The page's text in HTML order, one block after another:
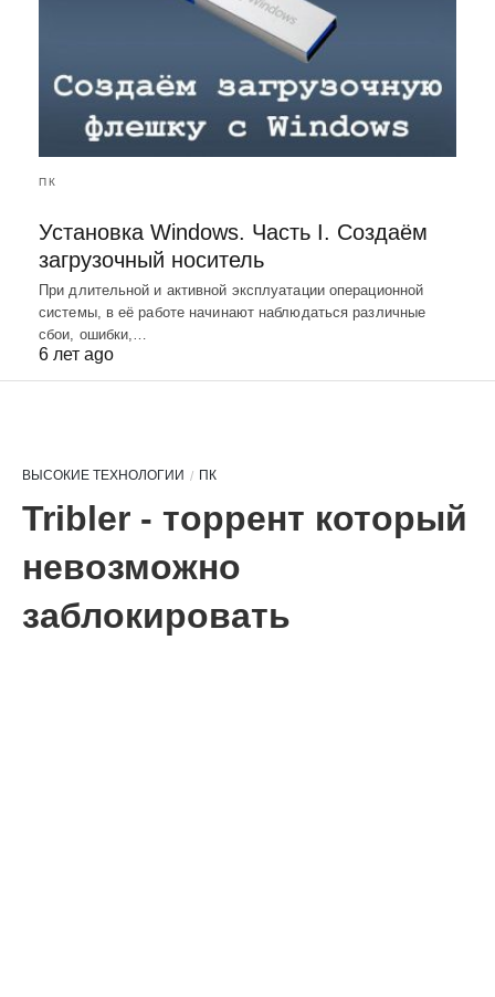
ПК
Установка Windows. Часть I. Создаём
загрузочный носитель
При длительной и активной эксплуатации операционной
системы, в её работе начинают наблюдаться различные
сбои, ошибки,…
6 лет ago